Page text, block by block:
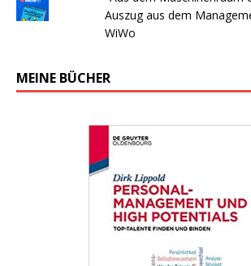
Auszug aus dem
WiWo
MEINE BÜCHER